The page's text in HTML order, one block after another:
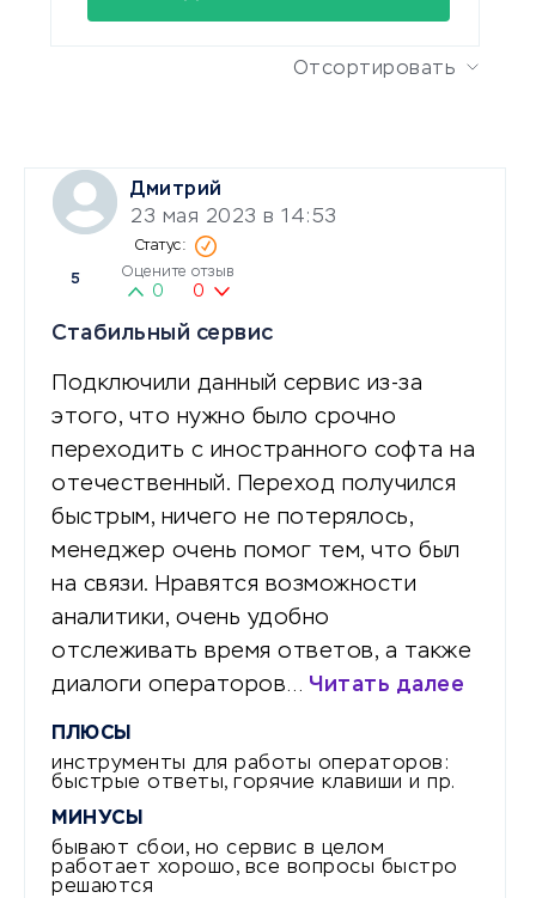
Отсортировать
Дмитрий
23 мая 2023 в 14:53
5 Оцените отзыв
0 0
Стабильный сервис
Подключили данный сервис из-за
этого, что нужно было срочно
переходить с иностранного софта на
отечественный. Переход получился
быстрым, ничего не потерялось,
менеджер очень помог тем, что был
на связи. Нравятся возможности
аналитики, очень удобно
отслеживать время ответов, а также
диалоги операторов… Читать далее
ПЛЮСЫ
инструменты для работы операторов:
быстрые ответы, горячие клавиши и пр.
МИНУСЫ
бывают сбои, но сервис в целом
работает хорошо, все вопросы быстро
решаются